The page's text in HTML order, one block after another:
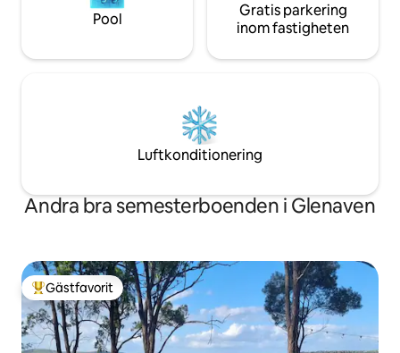
Pool
Gratis parkering
inom fastigheten
Luftkonditionering
Andra bra semesterboenden i Glenaven
Populär gästfavorit
Gästfavorit